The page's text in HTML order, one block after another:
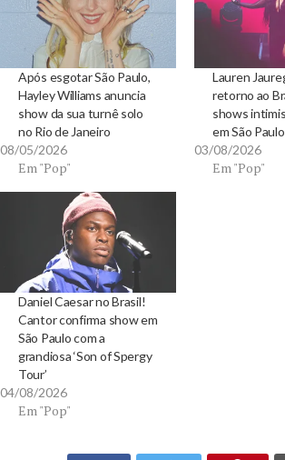
Após esgotar São Paulo,
Hayley Williams anuncia
show da sua turnê solo
no Rio de Janeiro
08/05/2026
Em "Pop"
Lauren
retorno ao
shows
em São Paulo
03/08/2026
Em "Pop"
Daniel Caesar no Brasil!
Cantor confirma show em
São Paulo com a
grandiosa ‘Son of Spergy
Tour’
04/08/2026
Em "Pop"